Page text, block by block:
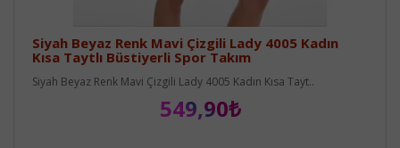
Siyah Beyaz Renk Mavi Çizgili Lady 4005 Kadın
Kısa Taytlı Büstiyerli Spor Takım
Siyah Beyaz Renk Mavi Çizgili Lady 4005 Kadın Kısa Tayt..
549,90₺